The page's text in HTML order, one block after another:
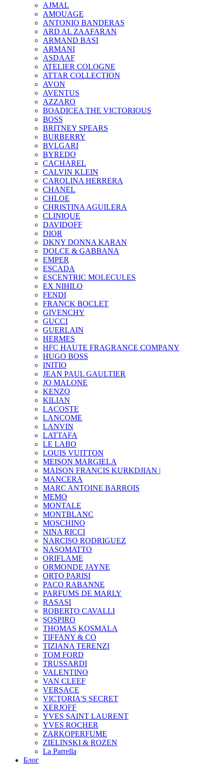
AJMAL
AMOUAGE
ANTONIO BANDERAS
ARD AL ZAAFARAN
ARMAND BASI
ARMANI
ASDAAF
ATELIER COLOGNE
ATTAR COLLECTION
AVON
AVENTUS
AZZARO
BOADICEA THE VICTORIOUS
BOSS
BRITNEY SPEARS
BURBERRY
BVLGARI
BYREDO
CACHAREL
CALVIN KLEIN
CAROLINA HERRERA
CHANEL
CHLOE
CHRISTINA AGUILERA
CLINIQUE
DAVIDOFF
DIOR
DKNY DONNA KARAN
DOLCE & GABBANA
EMPER
ESCADA
ESCENTRIC MOLECULES
EX NIHILO
FENDI
FRANCK BOCLET
GIVENCHY
GUCCI
GUERLAIN
HERMES
HFC HAUTE FRAGRANCE COMPANY
HUGO BOSS
INITIO
JEAN PAUL GAULTIER
JO MALONE
KENZO
KILIAN
LACOSTE
LANCOME
LANVIN
LATTAFA
LE LABO
LOUIS VUITTON
MEISON MARGIELA
MAISON FRANCIS KURKDJIAN |
MANCERA
MARC ANTOINE BARROIS
MEMO
MONTALE
MONTBLANC
MOSCHINO
NINA RICCI
NARCISO RODRIGUEZ
NASOMATTO
ORIFLAME
ORMONDE JAYNE
ORTO PARISI
PACO RABANNE
PARFUMS DE MARLY
RASASI
ROBERTO CAVALLI
SOSPIRO
THOMAS KOSMALA
TIFFANY & CO
TIZIANA TERENZI
TOM FORD
TRUSSARDI
VALENTINO
VAN CLEEF
VERSACE
VICTORIA'S SECRET
XERJOFF
YVES SAINT LAURENT
YVES ROCHER
ZARKOPERFUME
ZIELINSKI & ROZEN
La Parrella
Блог